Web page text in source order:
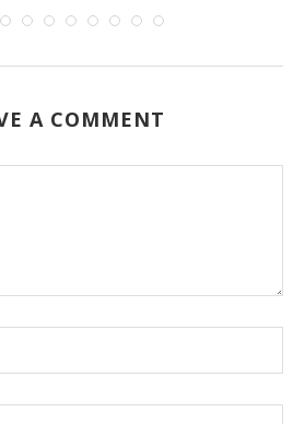
A COMMENT